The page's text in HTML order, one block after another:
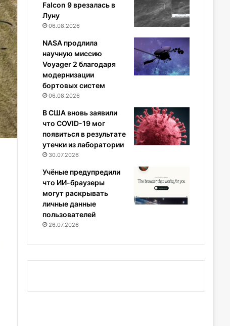
Falcon 9 врезалась в
Луну
06.08.2026
NASA продлила
научную миссию
Voyager 2 благодаря
модернизации
бортовых систем
06.08.2026
В США вновь заявили
что COVID-19 мог
появиться в результате
утечки из лаборатории
30.07.2026
Учёные предупредили
что ИИ-браузеры
могут раскрывать
личные данные
пользователей
26.07.2026